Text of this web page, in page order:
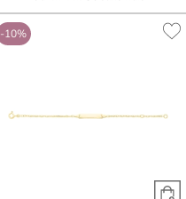
-10%